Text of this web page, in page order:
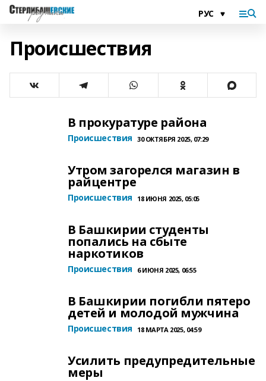
Происшествия
В прокуратуре района
Происшествия 30 ОКТЯБРЯ 2025, 07:29
Утром загорелся магазин в
райцентре
Происшествия 18 ИЮНЯ 2025, 05:05
В Башкирии студенты
попались на сбыте
наркотиков
Происшествия 6 ИЮНЯ 2025, 06:55
В Башкирии погибли пятеро
детей и молодой мужчина
Происшествия 18 МАРТА 2025, 04:59
Усилить предупредительные
меры